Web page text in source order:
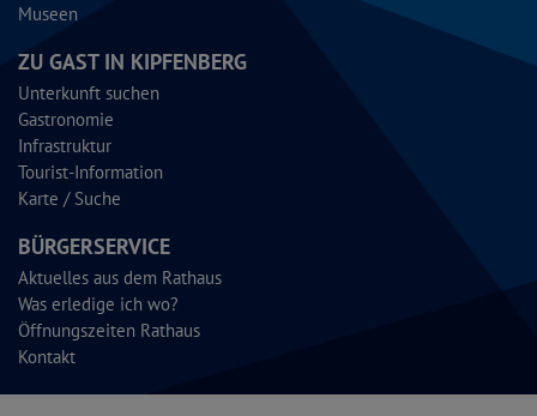
Museen
ZU GAST IN KIPFENBERG
Unterkunft suchen
Gastronomie
Infrastruktur
Tourist-Information
Karte / Suche
BÜRGERSERVICE
Aktuelles aus dem Rathaus
Was erledige ich wo?
Öffnungszeiten Rathaus
Kontakt